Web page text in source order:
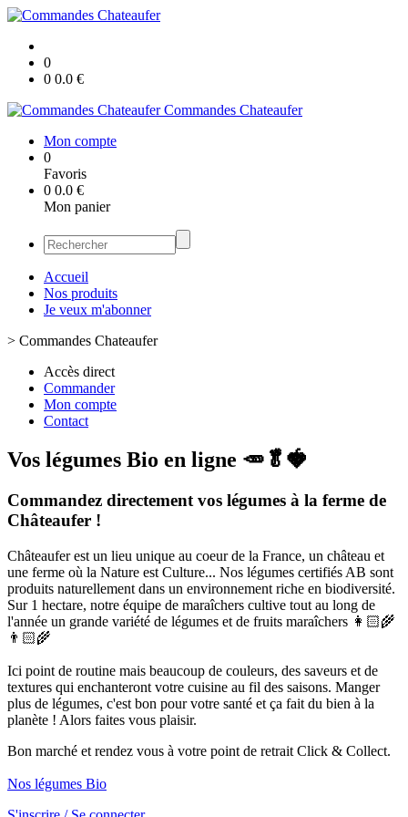
0
0 0.0 €
Commandes Chateaufer
Mon compte
0
Favoris
0 0.0 €
Mon panier
Accueil
Nos produits
Je veux m'abonner
> Commandes Chateaufer
Accès direct
Commander
Mon compte
Contact
Vos légumes Bio en ligne 🥕🥬🍓
Commandez directement vos légumes à la ferme de
Châteaufer !
Châteaufer est un lieu unique au coeur de la France, un château et
une ferme où la Nature est Culture... Nos légumes certifiés AB sont
produits naturellement dans un environnement riche en biodiversité.
Sur 1 hectare, notre équipe de maraîchers cultive tout au long de
l'année un grande variété de légumes et de fruits maraîchers 👩🏻‍🌾
👨🏻‍🌾
Ici point de routine mais beaucoup de couleurs, des saveurs et de
textures qui enchanteront votre cuisine au fil des saisons. Manger
plus de légumes, c'est bon pour votre santé et ça fait du bien à la
planète ! Alors faites vous plaisir.
Bon marché et rendez vous à votre point de retrait Click & Collect.
Nos légumes Bio